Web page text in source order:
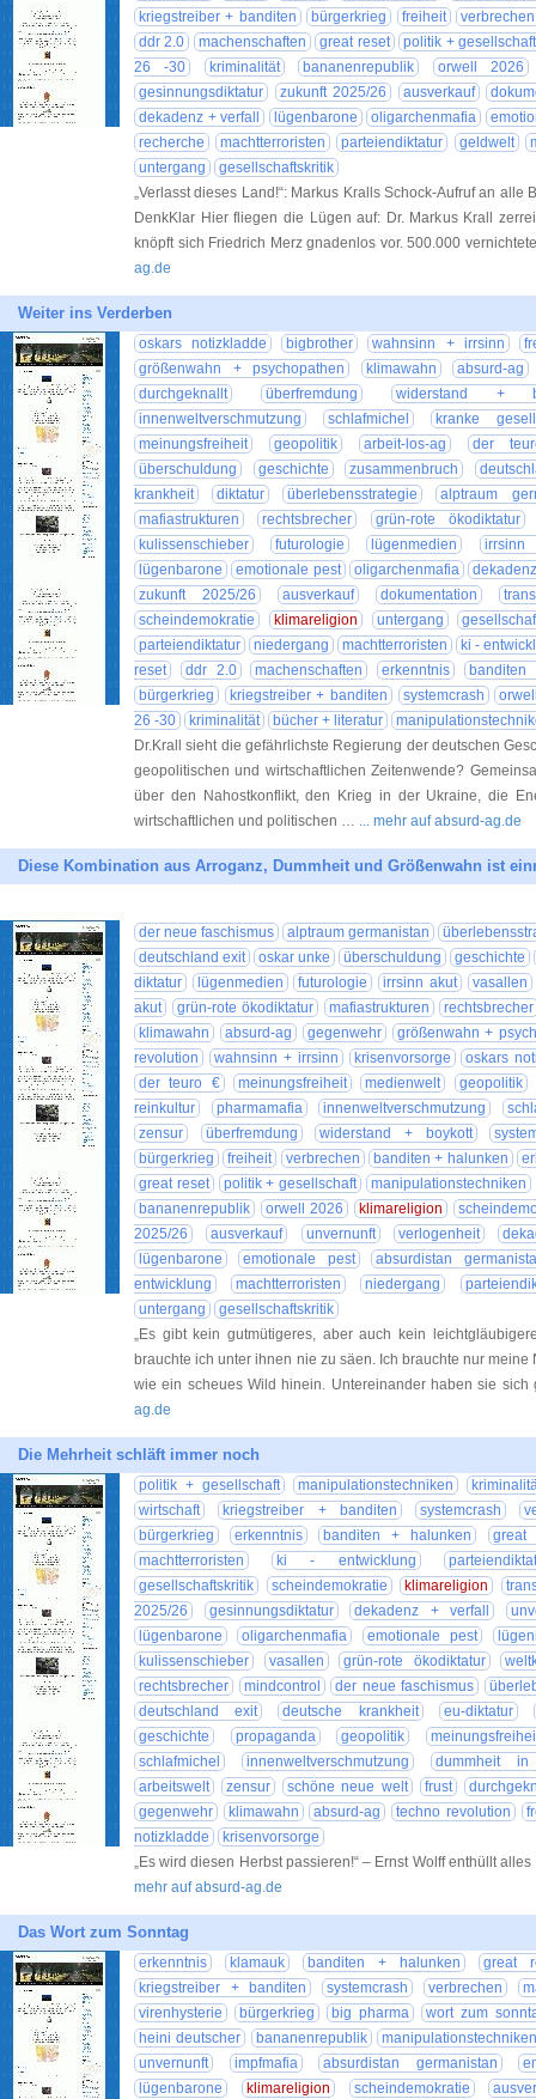
kriegstreiber + banditen
bürgerkrieg freiheit
verbrechen
ddr 2.0
machenschaften great reset
politik + gesellschaft
26 -30
kriminalität bananenrepublik
orwell 2026
gesinnungsdiktatur
zukunft 2025/26 ausverkauf
dekadenz + verfall
lügenbarone oligarchenmafia
recherche
machtterroristen parteiendiktatur geldwelt
untergang
gesellschaftskritik
„Verlasst dieses Land!“: Markus Kralls Schock-Aufruf an
DenkKlar Hier fliegen die Lügen auf: Dr. Markus Krall
knöpft sich Friedrich Merz gnadenlos vor. 500.000
ag.de
Weiter ins Verderben
oskars notizkladde bigbrother wahnsinn + irrsinn
größenwahn + psychopathen
klimawahn
absurd-ag
durchgeknallt
überfremdung
widerstand +
innenweltverschmutzung
schlafmichel
kranke
meinungsfreiheit
geopolitik arbeit-los-ag
der
überschuldung
geschichte zusammenbruch
krankheit
diktatur überlebensstrategie
alptraum
mafiastrukturen
rechtsbrecher
grün-rote ökodiktatur
kulissenschieber
futurologie lügenmedien
irrsinn
lügenbarone
emotionale pest oligarchenmafia
zukunft 2025/26
ausverkauf dokumentation
scheindemokratie
klimareligion untergang
parteiendiktatur
niedergang machtterroristen
ki -
reset
ddr 2.0 machenschaften erkenntnis
banditen
bürgerkrieg
kriegstreiber + banditen systemcrash
26 -30
kriminalität bücher + literatur
Dr.Krall sieht die gefährlichste Regierung der deutschen
geopolitischen und wirtschaftlichen Zeitenwende?
über den Nahostkonflikt, den Krieg in der Ukraine, die
wirtschaftlichen und politischen … ... mehr auf absurd-ag.de
Diese Kombination aus Arroganz, Dummheit und Größenwahn ist
der neue faschismus alptraum germanistan
deutschland exit
oskar unke überschuldung
geschichte
diktatur
lügenmedien futurologie irrsinn akut
vasallen
akut
grün-rote ökodiktatur mafiastrukturen
rechtsbrecher
klimawahn
absurd-ag gegenwehr
größenwahn +
revolution
wahnsinn + irrsinn krisenvorsorge
oskars
der teuro €
meinungsfreiheit medienwelt
geopolitik
reinkultur
pharmamafia innenweltverschmutzung
zensur
überfremdung widerstand + boykott
bürgerkrieg
freiheit verbrechen banditen + halunken
great reset
politik + gesellschaft
manipulationstechniken
bananenrepublik
orwell 2026 klimareligion
2025/26
ausverkauf unvernunft verlogenheit
lügenbarone
emotionale pest
absurdistan
entwicklung
machtterroristen niedergang
untergang
gesellschaftskritik
„Es gibt kein gutmütigeres, aber auch kein
brauchte ich unter ihnen nie zu säen. Ich brauchte nur
wie ein scheues Wild hinein. Untereinander haben sie
ag.de
Die Mehrheit schläft immer noch
politik + gesellschaft manipulationstechniken
wirtschaft
kriegstreiber + banditen systemcrash
bürgerkrieg
erkenntnis banditen + halunken
great
machtterroristen
ki - entwicklung
gesellschaftskritik
scheindemokratie klimareligion
2025/26
gesinnungsdiktatur dekadenz + verfall
lügenbarone
oligarchenmafia emotionale pest
kulissenschieber
vasallen grün-rote ökodiktatur
rechtsbrecher
mindcontrol der neue faschismus
deutschland exit
deutsche krankheit
eu-diktatur
geschichte
propaganda geopolitik
schlafmichel
innenweltverschmutzung
dummheit in
arbeitswelt
zensur schöne neue welt frust
gegenwehr
klimawahn absurd-ag techno revolution
notizkladde
krisenvorsorge
„Es wird diesen Herbst passieren!“ – Ernst Wolff enthüllt
mehr auf absurd-ag.de
Das Wort zum Sonntag
erkenntnis klamauk banditen + halunken
great
kriegstreiber + banditen
systemcrash verbrechen
virenhysterie
bürgerkrieg big pharma
wort zum
heini deutscher
bananenrepublik
manipulationstechniken
unvernunft
impfmafia absurdistan germanistan
lügenbarone
klimareligion scheindemokratie